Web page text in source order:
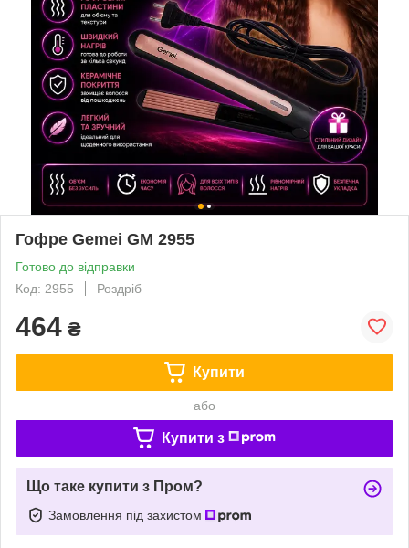
Гофре Gemei GM 2955
Готово до відправки
Код: 2955
Роздріб
464 ₴
Купити
або
Купити з
Що таке купити з Пром?
Замовлення під захистом